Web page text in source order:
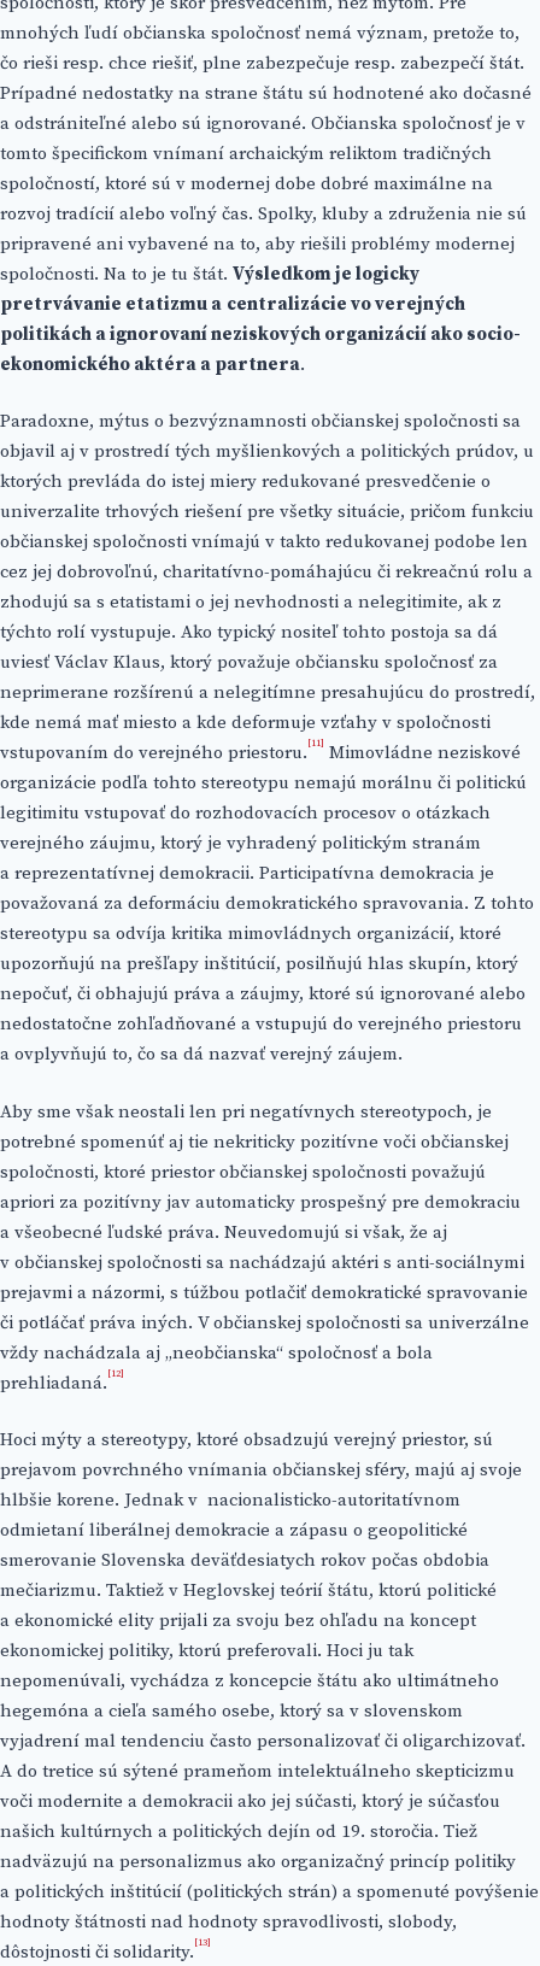
mnohých ľudí občianska spoločnosť nemá význam, pretože to,
čo rieši resp. chce riešiť, plne zabezpečuje resp. zabezpečí štát.
Prípadné nedostatky na strane štátu sú hodnotené ako dočasné
a odstrániteľné alebo sú ignorované. Občianska spoločnosť je v
tomto špecifickom vnímaní archaickým reliktom tradičných
spoločností, ktoré sú v modernej dobe dobré maximálne na
rozvoj tradícií alebo voľný čas. Spolky, kluby a združenia nie sú
pripravené ani vybavené na to, aby riešili problémy modernej
spoločnosti. Na to je tu štát. Výsledkom je logicky
pretrvávanie etatizmu a centralizácie vo verejných
politikách a ignorovaní neziskových organizácií ako socio-
ekonomického aktéra a partnera.
Paradoxne, mýtus o bezvýznamnosti občianskej spoločnosti sa
objavil aj v prostredí tých myšlienkových a politických prúdov, u
ktorých prevláda do istej miery redukované presvedčenie o
univerzalite trhových riešení pre všetky situácie, pričom funkciu
občianskej spoločnosti vnímajú v takto redukovanej podobe len
cez jej dobrovoľnú, charitatívno-pomáhajúcu či rekreačnú rolu a
zhodujú sa s etatistami o jej nevhodnosti a nelegitimite, ak z
týchto rolí vystupuje. Ako typický nositeľ tohto postoja sa dá
uviesť Václav Klaus, ktorý považuje občiansku spoločnosť za
neprimerane rozšírenú a nelegitímne presahujúcu do prostredí,
kde nemá mať miesto a kde deformuje vzťahy v spoločnosti
vstupovaním do verejného priestoru. [11] Mimovládne neziskové
organizácie podľa tohto stereotypu nemajú morálnu či politickú
legitimitu vstupovať do rozhodovacích procesov o otázkach
verejného záujmu, ktorý je vyhradený politickým stranám
a reprezentatívnej demokracii. Participatívna demokracia je
považovaná za deformáciu demokratického spravovania. Z tohto
stereotypu sa odvíja kritika mimovládnych organizácií, ktoré
upozorňujú na prešľapy inštitúcií, posilňujú hlas skupín, ktorý
nepočuť, či obhajujú práva a záujmy, ktoré sú ignorované alebo
nedostatočne zohľadňované a vstupujú do verejného priestoru
a ovplyvňujú to, čo sa dá nazvať verejný záujem.
Aby sme však neostali len pri negatívnych stereotypoch, je
potrebné spomenúť aj tie nekriticky pozitívne voči občianskej
spoločnosti, ktoré priestor občianskej spoločnosti považujú
apriori za pozitívny jav automaticky prospešný pre demokraciu
a všeobecné ľudské práva. Neuvedomujú si však, že aj
v občianskej spoločnosti sa nachádzajú aktéri s anti-sociálnymi
prejavmi a názormi, s túžbou potlačiť demokratické spravovanie
či potláčať práva iných. V občianskej spoločnosti sa univerzálne
vždy nachádzala aj „neobčianska“ spoločnosť a bola
prehliadaná.[12]
Hoci mýty a stereotypy, ktoré obsadzujú verejný priestor, sú
prejavom povrchného vnímania občianskej sféry, majú aj svoje
hlbšie korene. Jednak v nacionalisticko-autoritatívnom
odmietaní liberálnej demokracie a zápasu o geopolitické
smerovanie Slovenska deväťdesiatych rokov počas obdobia
mečiarizmu. Taktiež v Heglovskej teórií štátu, ktorú politické
a ekonomické elity prijali za svoju bez ohľadu na koncept
ekonomickej politiky, ktorú preferovali. Hoci ju tak
nepomenúvali, vychádza z koncepcie štátu ako ultimátneho
hegemóna a cieľa samého osebe, ktorý sa v slovenskom
vyjadrení mal tendenciu často personalizovať či oligarchizovať.
A do tretice sú sýtené prameňom intelektuálneho skepticizmu
voči modernite a demokracii ako jej súčasti, ktorý je súčasťou
našich kultúrnych a politických dejín od 19. storočia. Tiež
nadväzujú na personalizmus ako organizačný princíp politiky
a politických inštitúcií (politických strán) a spomenuté povýšenie
hodnoty štátnosti nad hodnoty spravodlivosti, slobody,
dôstojnosti či solidarity. [13]